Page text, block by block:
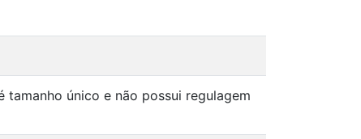
tamanho único e não possui regulagem